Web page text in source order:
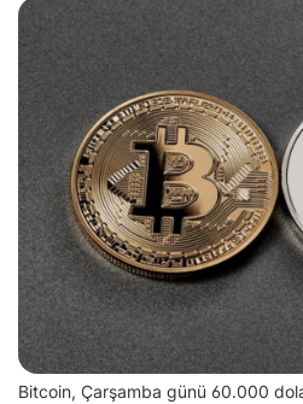
Bitcoin, Çarşamba günü 60.000